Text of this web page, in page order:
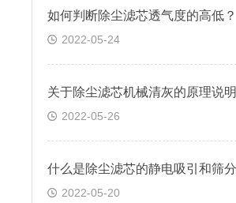
如何判断除尘滤芯透气度的高低？
2022-05-24
关于除尘滤芯机械清灰的原理说明
2022-05-26
2022-05-20